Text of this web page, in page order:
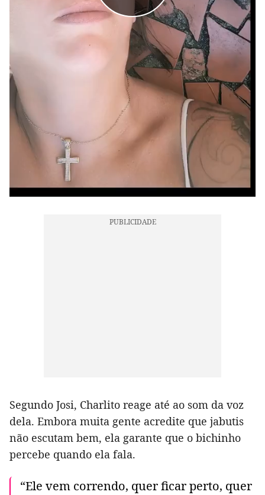
Segundo Josi, Charlito reage até ao som da voz
dela. Embora muita gente acredite que jabutis
não escutam bem, ela garante que o bichinho
percebe quando ela fala.
“Ele vem correndo, quer ficar perto, quer